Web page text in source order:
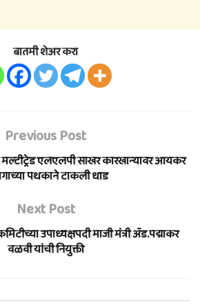
बातमी शेअर करा
Previous Post
एलएलपी साखर कारखान्यावर आयकर
पथकाने टाकली धाड
Next Post
उपाध्यक्षपदी माजी मंत्री ॲड.पद्माकर
वळवी यांची नियुक्ती